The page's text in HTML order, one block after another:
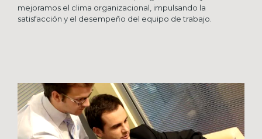
mejoramos el clima organizacional, impulsando la
satisfacción y el desempeño del equipo de trabajo.